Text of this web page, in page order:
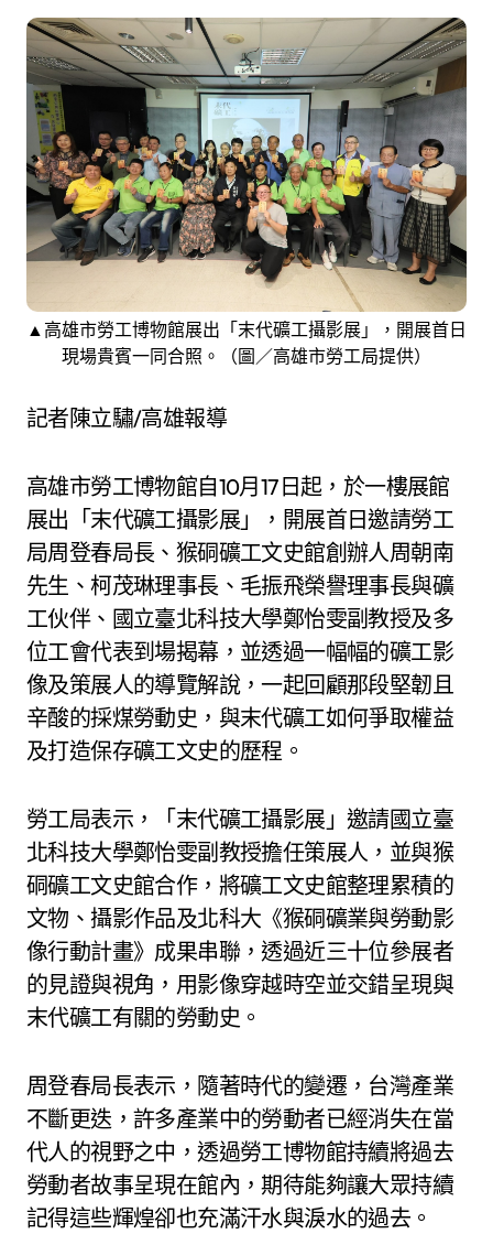
▲高雄市勞工博物館展出「末代礦工攝影展」，開展首日
現場貴賓一同合照。（圖／高雄市勞工局提供）
記者陳立驌/高雄報導
高雄市勞工博物館自10月17日起，於一樓展館
展出「末代礦工攝影展」，開展首日邀請勞工
局周登春局長、猴硐礦工文史館創辦人周朝南
先生、柯茂琳理事長、毛振飛榮譽理事長與礦
工伙伴、國立臺北科技大學鄭怡雯副教授及多
位工會代表到場揭幕，並透過一幅幅的礦工影
像及策展人的導覽解說，一起回顧那段堅韌且
辛酸的採煤勞動史，與末代礦工如何爭取權益
及打造保存礦工文史的歷程。
勞工局表示，「末代礦工攝影展」邀請國立臺
北科技大學鄭怡雯副教授擔任策展人，並與猴
硐礦工文史館合作，將礦工文史館整理累積的
文物、攝影作品及北科大《猴硐礦業與勞動影
像行動計畫》成果串聯，透過近三十位參展者
的見證與視角，用影像穿越時空並交錯呈現與
末代礦工有關的勞動史。
周登春局長表示，隨著時代的變遷，台灣產業
不斷更迭，許多產業中的勞動者已經消失在當
代人的視野之中，透過勞工博物館持續將過去
勞動者故事呈現在館內，期待能夠讓大眾持續
記得這些輝煌卻也充滿汗水與淚水的過去。